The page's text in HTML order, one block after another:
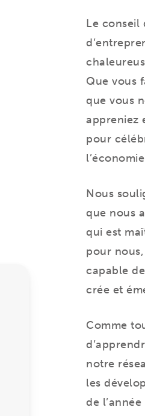
Le conseil
Que vous
que vous
appreniez
pour
Nous
que nous
qui est
pour
capable
crée et
Comme
notre
les
de